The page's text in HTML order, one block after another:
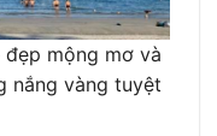
mộng mơ và
nắng vàng tuyệt